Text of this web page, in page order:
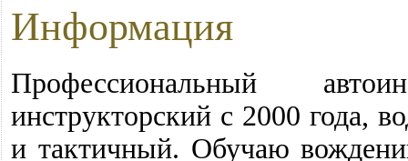
Информация
Профессиональный
инструкторский с 2000 года,
и тактичный. Обучаю